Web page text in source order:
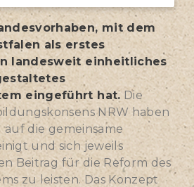
mit dem
als erstes
landesweit einheitliches
eingeführt hat. Die
NRW haben
auf die gemeinsame
und sich jeweils
Beitrag für die Reform des
zu leisten. Das Konzept